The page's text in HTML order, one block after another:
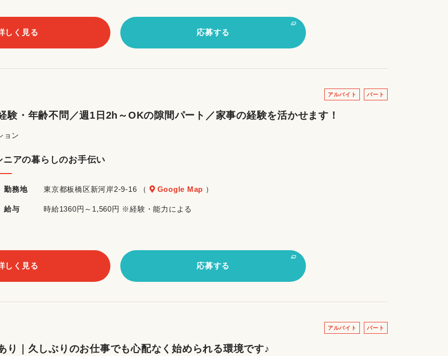
しく見る 応募する
アルバイト パート
験・年齢不問／週1日2h～OKの隙間パート／家事の経験を活かせます！
ョン
ニアの暮らしのお手伝い
勤務地 東京都板橋区新河岸2-9-16 （ Google Map ）
給与 時給1360円～1,560円 ※経験・能力による
しく見る 応募する
アルバイト パート
り｜久しぶりのお仕事でも心配なく始められる環境です♪